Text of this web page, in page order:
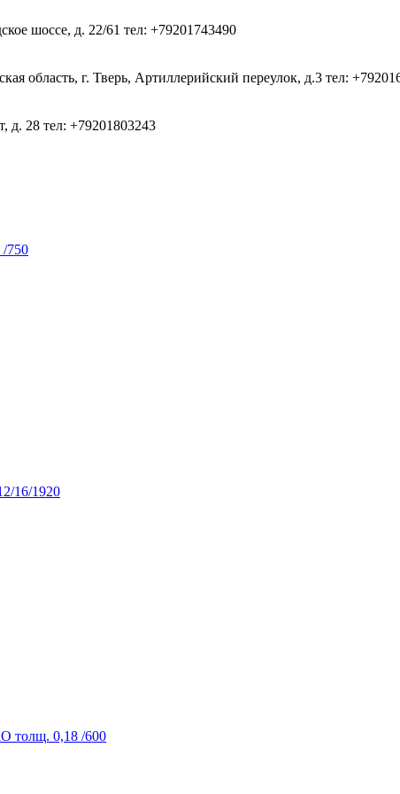
шоссе, д. 22/61 тел: +79201743490
область, г. Тверь, Артиллерийский переулок, д.3 тел:
д. 28 тел: +79201803243
750
16/1920
толщ. 0,18 /600